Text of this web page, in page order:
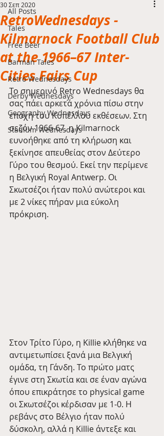
All Posts
Tales
Free Beer
Barman Tales
Retro Wednesdays
Derby Wednesdays
Geography Wednesdays
Stadium Wednesdays
RetroWednesdays -
Kilmarnock Football Club
at the 1966–67 Inter-
Cities Fairs Cup
30 Σεπ 2020
Το σημερινό Retro Wednesdays θα
σας πάει αρκετά χρόνια πίσω στην
εποχή του Κυπέλλου εκθέσεων. Στη
σεζόν 1966-67, η Kilmarnock
ευνοήθηκε από τη κλήρωση και
ξεκίνησε απευθείας στον Δεύτερο
Γύρο του θεσμού. Εκεί την περίμενε
η Βελγική Royal Antwerp. Οι
Σκωτσέζοι ήταν πολύ ανώτεροι και
με 2 νίκες πήραν μια εύκολη
πρόκριση.
Στον Τρίτο Γύρο, η Killie κλήθηκε να
αντιμετωπίσει ξανά μια Βελγική
ομάδα, τη Γάνδη. Το πρώτο ματς
έγινε στη Σκωτία και σε έναν αγώνα
όπου επικράτησε το physical game
οι Σκωτσέζοι κέρδισαν με 1-0. Η
ρεβάνς στο Βέλγιο ήταν πολύ
δύσκολη, αλλά η Killie άντεξε και